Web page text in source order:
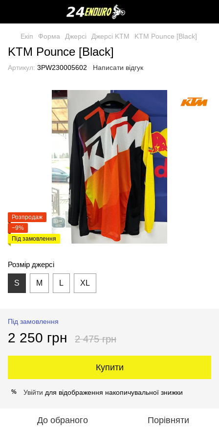
Екіп Форма Джерсі Джерсі KTM KTM Pounce [Black]
KTM Pounce [Black]
Артикул: 3PW230005602 Написати відгук
Розпродаж
−9%
Під замовлення
Розмір джерсі
S M L XL
Під замовлення
2 250 грн 2 475 грн
Купити
% Увійти для відображення накопичувальної знижки
До обраного Порівняти